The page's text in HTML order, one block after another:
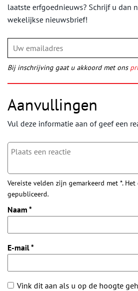
laatste erfgoednieuws? Schrijf u dan
wekelijkse nieuwsbrief!
Bij inschrijving gaat u akkoord met ons
Aanvullingen
Vul deze informatie aan of geef een
Vereiste velden zijn gemarkeerd met *.
gepubliceerd.
Naam *
E-mail*
Vink dit aan als u op de hoogte